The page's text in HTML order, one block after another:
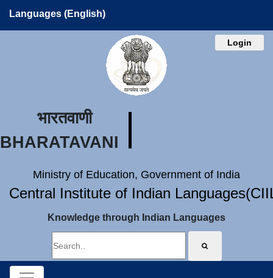
Languages (English)
Login
भारतवाणी
BHARATAVANI
Ministry of Education, Government of India
Central Institute of Indian
Knowledge through Indian Languages